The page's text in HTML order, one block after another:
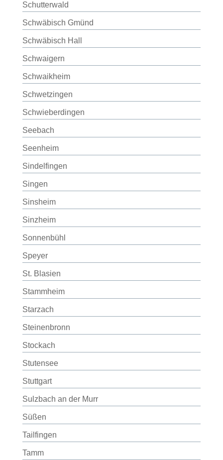
Schutterwald
Schwäbisch Gmünd
Schwäbisch Hall
Schwaigern
Schwaikheim
Schwetzingen
Schwieberdingen
Seebach
Seenheim
Sindelfingen
Singen
Sinsheim
Sinzheim
Sonnenbühl
Speyer
St. Blasien
Stammheim
Starzach
Steinenbronn
Stockach
Stutensee
Stuttgart
Sulzbach an der Murr
Süßen
Tailfingen
Tamm